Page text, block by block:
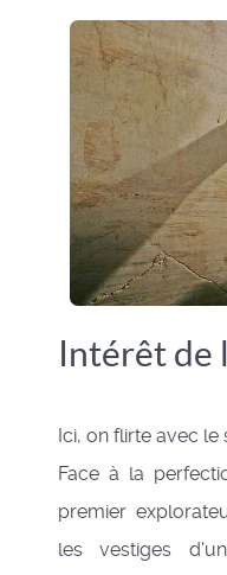
Intérêt de
Ici, on flirte avec le
Face à la
premier
les vestiges